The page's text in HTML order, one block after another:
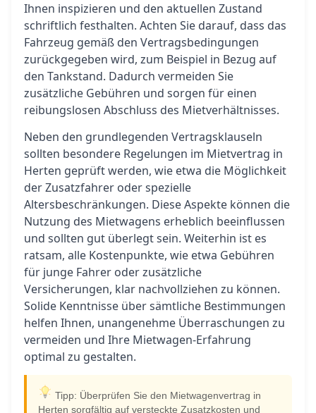
Ihnen inspizieren und den aktuellen Zustand
schriftlich festhalten. Achten Sie darauf, dass das
Fahrzeug gemäß den Vertragsbedingungen
zurückgegeben wird, zum Beispiel in Bezug auf
den Tankstand. Dadurch vermeiden Sie
zusätzliche Gebühren und sorgen für einen
reibungslosen Abschluss des Mietverhältnisses.
Neben den grundlegenden Vertragsklauseln
sollten besondere Regelungen im Mietvertrag in
Herten geprüft werden, wie etwa die Möglichkeit
der Zusatzfahrer oder spezielle
Altersbeschränkungen. Diese Aspekte können die
Nutzung des Mietwagens erheblich beeinflussen
und sollten gut überlegt sein. Weiterhin ist es
ratsam, alle Kostenpunkte, wie etwa Gebühren
für junge Fahrer oder zusätzliche
Versicherungen, klar nachvollziehen zu können.
Solide Kenntnisse über sämtliche Bestimmungen
helfen Ihnen, unangenehme Überraschungen zu
vermeiden und Ihre Mietwagen-Erfahrung
optimal zu gestalten.
Tipp: Überprüfen Sie den Mietwagenvertrag in
Herten sorgfältig auf versteckte Zusatzkosten und